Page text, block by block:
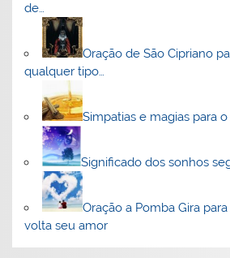
de…
Oração de São Cipriano
qualquer tipo…
Simpatias e magias para
Significado dos sonhos
Oração a Pomba Gira
volta seu amor